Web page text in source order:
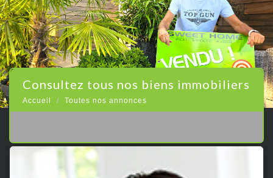
consultez tous nos biens immobiliers
Accueil Toutes nos annonces